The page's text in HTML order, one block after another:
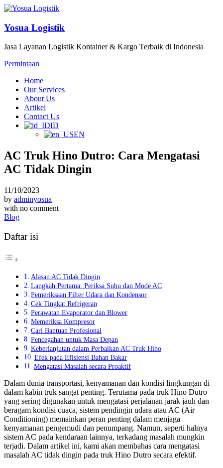
Yosua Logistik
Jasa Layanan Logistik Kontainer & Kargo Terbaik di Indonesia
Permintaan
Home
Our Services
About Us
Artikel
Contact Us
ID
EN
AC Truk Hino Dutro: Cara Mengatasi
AC Tidak Dingin
11/10/2023
by adminyosua
with no comment
Blog
Daftar isi
Alasan AC Tidak Dingin
Langkah Pertama: Periksa Suhu dan Mode AC
Pemeriksaan Filter Udara dan Kondensor
Cek Tingkat Refrigeran
Perawatan Evaporator dan Blower
Memeriksa Kompresor
Cari Bantuan Profesional
Pencegahan untuk Masa Depan
Keberlanjutan dalam Perbaikan AC Truk Hino
Efek pada Efisiensi Bahan Bakar
Mengatasi Masalah secara Proaktif
Dalam dunia transportasi, kenyamanan dan kondisi lingkungan di
dalam kabin truk sangat penting. Terutama pada truk Hino Dutro
yang sering digunakan untuk mengatasi perjalanan jarak jauh dan
beragam kondisi cuaca, sistem pendingin udara atau AC (Air
Conditioning) memainkan peran penting dalam menjaga
kenyamanan pengemudi dan penumpang. Namun, seperti halnya
sistem AC pada kendaraan lainnya, terkadang masalah mungkin
terjadi. Dalam artikel ini, kami akan membahas cara mengatasi
masalah AC tidak dingin pada truk Hino Dutro secara efektif.